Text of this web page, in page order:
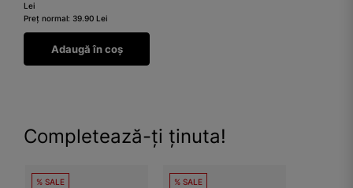
Lei
Preț normal: 39.90 Lei
Adaugă în coș
Completează-ți ținuta!
% SALE % SALE